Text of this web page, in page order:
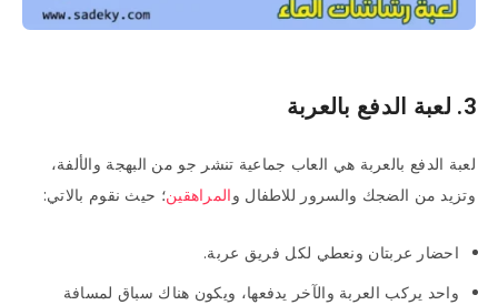
3. لعبة الدفع بالعربة
لعبة الدفع بالعربة هي العاب جماعية تنشر جو من البهجة والألفة،
وتزيد من الضجك والسرور للاطفال والمراهقين؛ حيث نقوم بالاتي:
احضار عربتان ونعطي لكل فريق عربة.
واحد يركب العربة والآخر يدفعها، ويكون هناك سباق لمسافة